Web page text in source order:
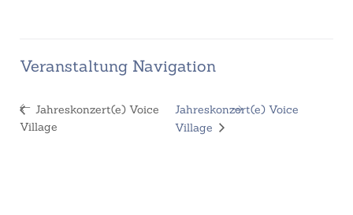
Veranstaltung Navigation
Jahreskonzert(e) Voice
Village
Jahreskonzert(e) Voice
Village